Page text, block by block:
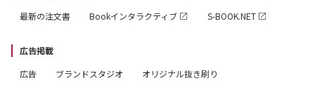
最新の注文書
Bookインタラクティブ S-BOOK.NET
広告掲載
広告
ブランドスタジオ オリジナル抜き刷り